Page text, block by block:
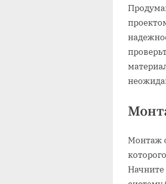
Монтаж
Начните